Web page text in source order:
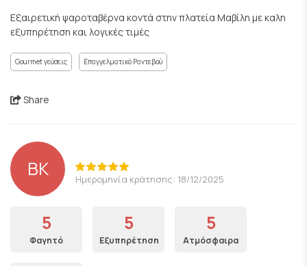
Εξαιρετική ψαροταβέρνα κοντά στην πλατεία Μαβίλη με καλη
εξυπηρέτηση και λογικές τιμές
Gourmet γεύσεις Επαγγελματικό Ραντεβού
Share
ΒΚ Ημερομηνία κράτησης: 18/12/2025
5
Φαγητό
5
Εξυπηρέτηση
5
Ατμόσφαιρα